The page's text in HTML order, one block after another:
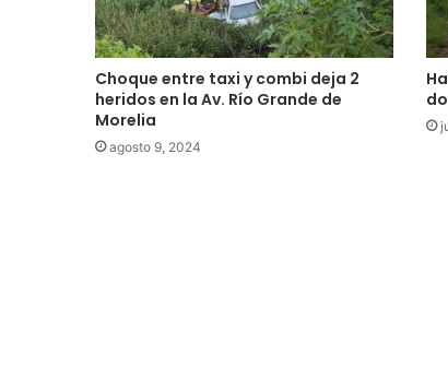
Choque entre taxi y combi deja 2
heridos en la Av. Río Grande de
Morelia
agosto 9, 2024